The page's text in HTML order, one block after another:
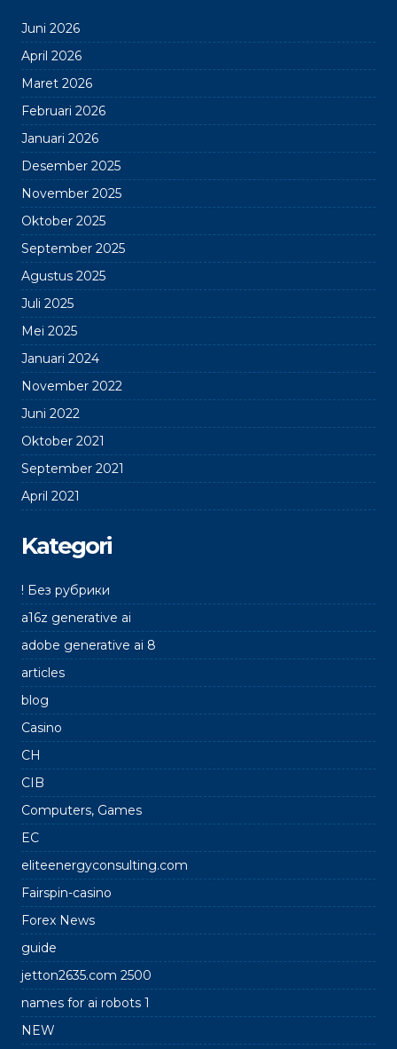
Juni 2026
April 2026
Maret 2026
Februari 2026
Januari 2026
Desember 2025
November 2025
Oktober 2025
September 2025
Agustus 2025
Juli 2025
Mei 2025
Januari 2024
November 2022
Juni 2022
Oktober 2021
September 2021
April 2021
Kategori
! Без рубрики
a16z generative ai
adobe generative ai 8
articles
blog
Casino
CH
CIB
Computers, Games
EC
eliteenergyconsulting.com
Fairspin-casino
Forex News
guide
jetton2635.com 2500
names for ai robots 1
NEW